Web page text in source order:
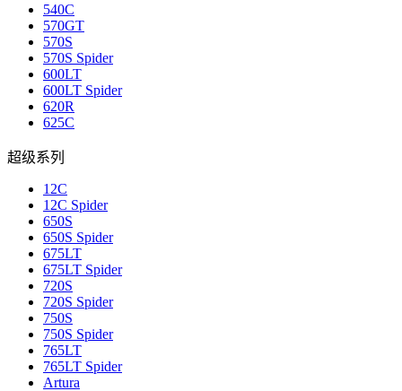
540C
570GT
570S
570S Spider
600LT
600LT Spider
620R
625C
超级系列
12C
12C Spider
650S
650S Spider
675LT
675LT Spider
720S
720S Spider
750S
750S Spider
765LT
765LT Spider
Artura